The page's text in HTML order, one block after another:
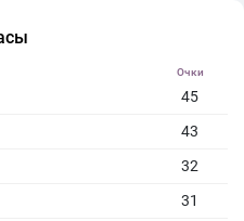
Очки
45
43
32
31